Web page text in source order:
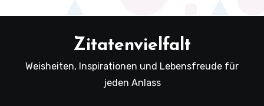
Zitatenvielfalt
Weisheiten, Inspirationen und Lebensfreude für
jeden Anlass